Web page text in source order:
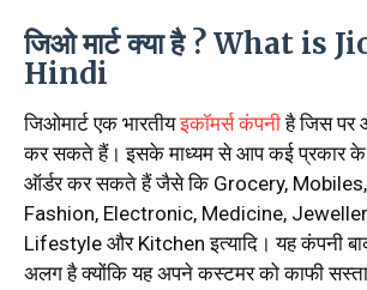
जिओ मार्ट क्या है ? What is
Hindi
जिओमार्ट एक भारतीयइकॉमर्स कंपनीहै जिस पर
कर सकते हैं। इसके माध्यम से आप कई प्रकार के
ऑर्डर कर सकते हैं जैसे कि Grocery,
Fashion, Electronic, Medicine,
Lifestyle और Kitchen इत्यादि। यह कंपनी
अलग है क्योंकि यह अपने कस्टमर को काफी